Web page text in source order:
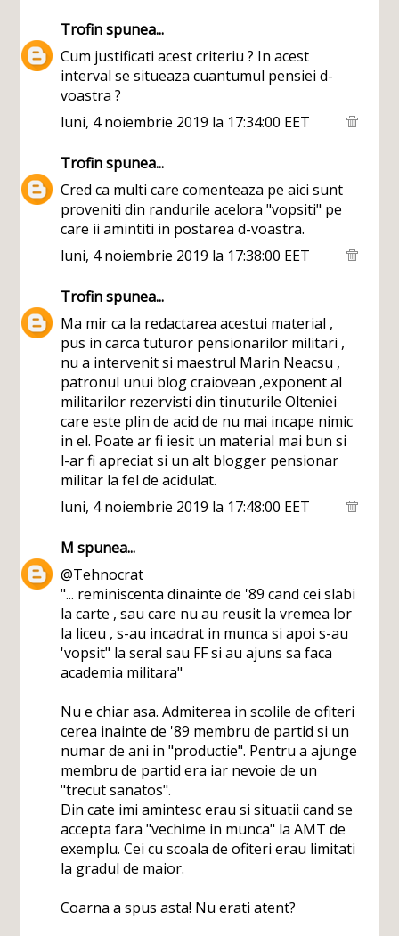
Trofinspunea...
Cum justificati acest criteriu ? In acest
interval se situeaza cuantumul pensiei d-
voastra ?
luni, 4 noiembrie 2019 la 17:34:00 EET
Trofinspunea...
Cred ca multi care comenteaza pe aici sunt
proveniti din randurile acelora "vopsiti" pe
care ii amintiti in postarea d-voastra.
luni, 4 noiembrie 2019 la 17:38:00 EET
Trofinspunea...
Ma mir ca la redactarea acestui material ,
pus in carca tuturor pensionarilor militari ,
nu a intervenit si maestrul Marin Neacsu ,
patronul unui blog craiovean ,exponent al
militarilor rezervisti din tinuturile Olteniei
care este plin de acid de nu mai incape nimic
in el. Poate ar fi iesit un material mai bun si
l-ar fi apreciat si un alt blogger pensionar
militar la fel de acidulat.
luni, 4 noiembrie 2019 la 17:48:00 EET
M spunea...
@Tehnocrat
"... reminiscenta dinainte de '89 cand cei slabi
la carte , sau care nu au reusit la vremea lor
la liceu , s-au incadrat in munca si apoi s-au
'vopsit" la seral sau FF si au ajuns sa faca
academia militara"
Nu e chiar asa. Admiterea in scolile de ofiteri
cerea inainte de '89 membru de partid si un
numar de ani in "productie". Pentru a ajunge
membru de partid era iar nevoie de un
"trecut sanatos".
Din cate imi amintesc erau si situatii cand se
accepta fara "vechime in munca" la AMT de
exemplu. Cei cu scoala de ofiteri erau limitati
la gradul de maior.
Coarna a spus asta! Nu erati atent?